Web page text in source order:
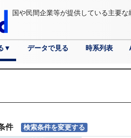
国や民間企業等が提供している主要
▼
国土・気象
人口・世帯
労働・賃金
農林水産業
鉱工業
商業・サービス業
企業・家計・経済
住宅・土地・建設
エネルギー・水
運輸・観光
情報通信・科学技
教育･文化･スポー
行財政
司法・安全・環境
社会保障・衛生
国際
その他
データで見る 時系列表
件 検索条件を変更する